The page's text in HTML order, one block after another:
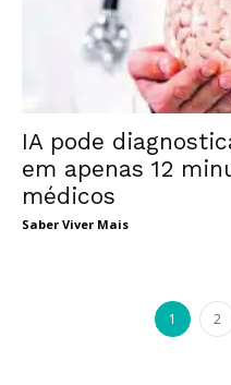
IA pode
em apenas 12
médicos
Saber Viver Mais
1 2